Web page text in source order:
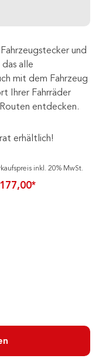
und
alle
mit dem Fahrzeug
Ihrer Fahrräder
entdecken.
erhältlich!
inkl. 20% MwSt.